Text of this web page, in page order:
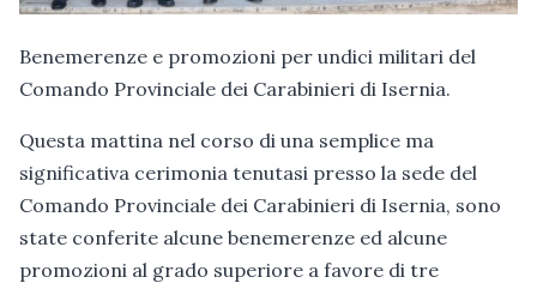
Benemerenze e promozioni per undici militari del
Comando Provinciale dei Carabinieri di Isernia.
Questa mattina nel corso di una semplice ma
significativa cerimonia tenutasi presso la sede del
Comando Provinciale dei Carabinieri di Isernia, sono
state conferite alcune benemerenze ed alcune
promozioni al grado superiore a favore di tre